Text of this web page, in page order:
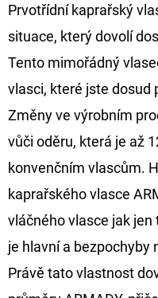
Prvotřídní kaprařský
situace, který dovolí
Tento mimořádný
vlasci, které jste dosud
Změny ve výrobním
vůči oděru, která je až
konvenčním vlascům.
kaprařského vlasce
vláčného vlasce jak
je hlavní a bezpochyby
Právě tato vlastnost
D
O
P
O
R
U
Č
U
J
E